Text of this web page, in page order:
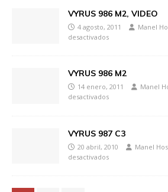
VYRUS 986 M2, VIDEO
4 agosto, 2011 Manel
desactivados
VYRUS 986 M2
14 enero, 2011 Manel
desactivados
VYRUS 987 C3
20 abril, 2010 Manel
desactivados